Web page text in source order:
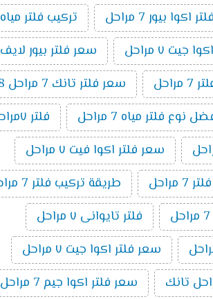
بيور 7 مراحل
تركيب فلتر مياه 7 مراحل
جيت ٧ مراحل
سعر فلتر بيور لايف 7 مراحل
سعر فلتر تانك 7 مراحل 2018
نوع فلتر مياه 7 مراحل
فلتر ٧مراحل
سعر فلتر اكوا فيت ٧ مراحل
مراحل
طريقة تركيب فلتر 7 مراحل
فلتر تايوانى ٧ مراحل
سعر فلتر اكوا جيت ٧ مراحل
تانك
سعر فلتر اكوا جيم 7 مراحل